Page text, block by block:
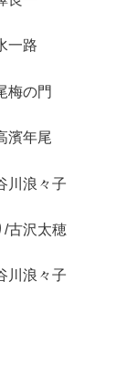
一路
梅の門
濱年尾
川浪々子
/古沢太穂
川浪々子